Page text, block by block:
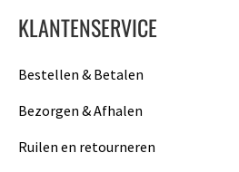
KLANTENSERVICE
Bestellen & Betalen
Bezorgen & Afhalen
Ruilen en retourneren